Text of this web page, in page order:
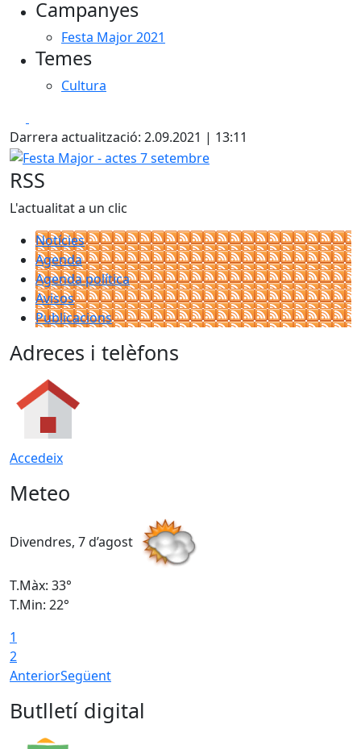
Campanyes
Festa Major 2021
Temes
Cultura
Darrera actualització: 2.09.2021 | 13:11
Festa Major - actes 7 setembre
RSS
L'actualitat a un clic
Notícies
Agenda
Agenda política
Avisos
Publicacions
Adreces i telèfons
Accedeix
Meteo
Divendres, 7 d’agost
T.Màx: 33°
T.Min: 22°
1
2
AnteriorSegüent
Butlletí digital